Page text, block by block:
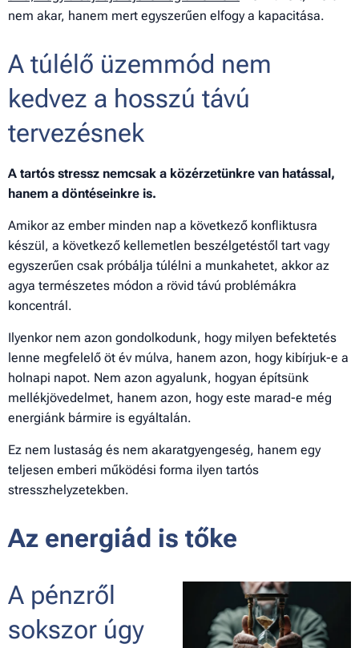
nem akar, hanem mert egyszerűen elfogy a kapacitása.
A túlélő üzemmód nem
kedvez a hosszú távú
tervezésnek
A tartós stressz nemcsak a közérzetünkre van hatással,
hanem a döntéseinkre is.
Amikor az ember minden nap a következő konfliktusra
készül, a következő kellemetlen beszélgetéstől tart vagy
egyszerűen csak próbálja túlélni a munkahetet, akkor az
agya természetes módon a rövid távú problémákra
koncentrál.
Ilyenkor nem azon gondolkodunk, hogy milyen befektetés
lenne megfelelő öt év múlva, hanem azon, hogy kibírjuk-e a
holnapi napot. Nem azon agyalunk, hogyan építsünk
mellékjövedelmet, hanem azon, hogy este marad-e még
energiánk bármire is egyáltalán.
Ez nem lustaság és nem akaratgyengeség, hanem egy
teljesen emberi működési forma ilyen tartós
stresszhelyzetekben.
Az energiád is tőke
A pénzről
sokszor úgy